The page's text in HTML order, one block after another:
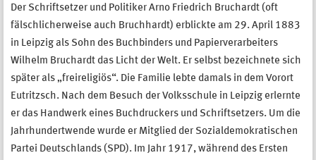
Der Schriftsetzer und Politiker Arno Friedrich Bruchardt (oft
fälschlicherweise auch Bruchhardt) erblickte am 29. April 1883
in Leipzig als Sohn des Buchbinders und Papierverarbeiters
Wilhelm Bruchardt das Licht der Welt. Er selbst bezeichnete sich
später als „freireligiös“. Die Familie lebte damals in dem Vorort
Eutritzsch. Nach dem Besuch der Volksschule in Leipzig erlernte
er das Handwerk eines Buchdruckers und Schriftsetzers. Um die
Jahrhundertwende wurde er Mitglied der Sozialdemokratischen
Partei Deutschlands (SPD). Im Jahr 1917, während des Ersten